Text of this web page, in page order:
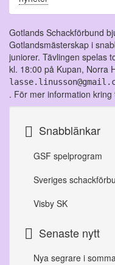
Gotlands Schackförbund
Gotlandsmästerskap i
juniorer. Tävlingen spelas
kl. 18:00 på Kupan, Norra
. För mer information kring
Snabblänkar
GSF spelprogram
Sveriges
Visby SK
Senaste nytt
Nya segrare i